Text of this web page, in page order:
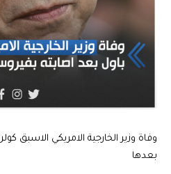
وفاة وزير الخارجية الامريكي الاسبق
بعدها